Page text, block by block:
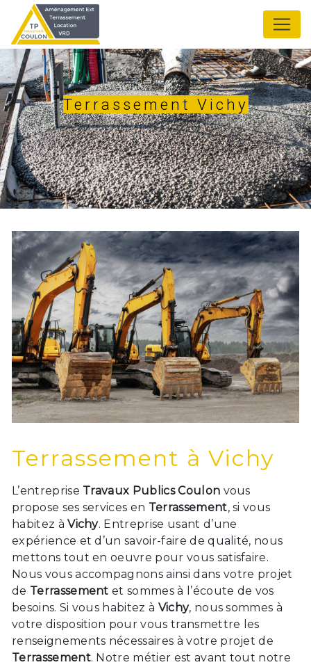
Terrassement Vichy
Terrassement à Vichy
L’entreprise Travaux Publics Coulon vous
propose ses services en Terrassement, si vous
habitez àVichy. Entreprise usant d’une
expérience et d’un savoir-faire de qualité, nous
mettons tout en oeuvre pour vous satisfaire.
Nous vous accompagnons ainsi dans votre projet
de Terrassement et sommes à l’écoute de vos
besoins. Si vous habitez à Vichy, nous sommes à
votre disposition pour vous transmettre les
renseignements nécessaires à votre projet de
Terrassement. Notre métier est avant tout notre
Panneau de gestion des cookies